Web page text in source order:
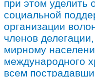
при этом уделить
социальной
организации
членов
мирному
международного
всем